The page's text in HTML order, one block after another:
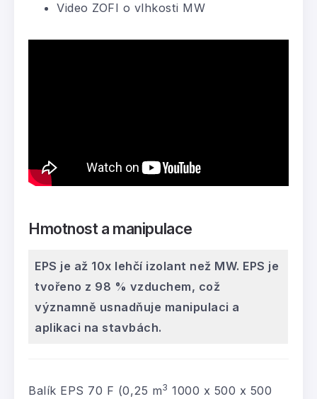
Video ZOFI o vlhkosti MW
Hmotnost a manipulace
EPS je až 10x lehčí izolant než MW. EPS je
tvořeno z 98 % vzduchem, což
významně usnadňuje manipulaci a
aplikaci na stavbách.
Balík EPS 70 F (0,25 m3 1000 x 500 x 500